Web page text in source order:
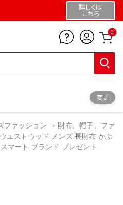
詳しくは
こちら
0
変更
ファッション
財布、帽子、ファ
エストウッド メンズ 長財布 かぶ
マート ブランド プレゼント